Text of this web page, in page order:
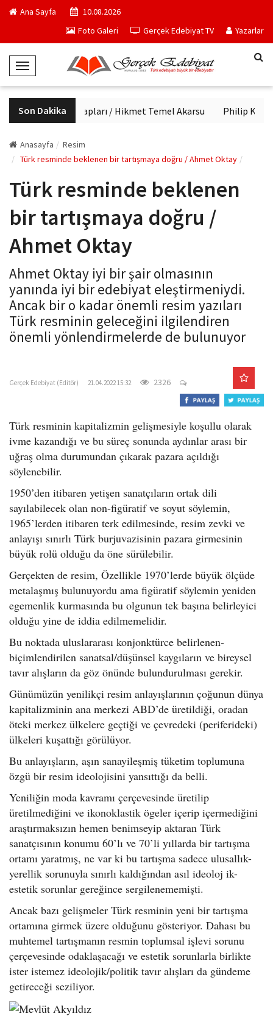
Ana Sayfa
10.08.2026
Foto Galeri
Gerçek Edebiyat TV Yazarlar
T
o
g
g
e
N
v
a
t
o
n
Son Dakika
Haftanın kitapları / Hikmet Temel Akarsu Philip K.
Anasayfa
Resim
Türk resminde beklenen bir tartışmaya doğru / Ahmet Oktay
Türk resminde beklenen
bir tartışmaya doğru /
Ahmet Oktay
Ahmet Oktay iyi bir şair olmasının
yanında iyi bir edebiyat eleştirmeniydi.
Ancak bir o kadar önemli resim yazıları
Türk resminin geleceğini ilgilendiren
önemli yönlendirmelerde de bulunuyor
Gerçek Edebiyat (Editör) 21.04.2022 15:32 2326
Türk resminin kapitalizmin gelişmesiyle koşullu olarak
ivme kazandığı ve bu süreç sonunda aydınlar arası bir
uğraş olma durumundan çıkarak pazara açıldığı
söylenebilir.
1950’den itibaren yetişen sanatçıların ortak dili
sayılabilecek olan non-figüratif ve soyut söylemin,
1965’lerden itibaren terk edilmesinde, resim zevki ve
anlayışı sınırlı Türk burjuvazisinin pazara girmesinin
büyük rolü olduğu da öne sürülebilir.
Gerçekten de resim, Özellikle 1970’lerde büyük ölçüde
metalaşmış bulunuyordu ama figüratif söylemin yeniden
egemenlik kurmasında bu olgunun tek başına belirleyici
olduğu yine de iddia edilmemelidir.
Bu noktada uluslararası konjonktürce belirlenen-
biçimlendirilen sanatsal/düşünsel kaygıların ve bireysel
tavır alışların da göz önünde bulundurulması gerekir.
Günümüzün yenilikçi resim anlayışlarının çoğunun dünya
kapitalizminin ana merkezi ABD’de üretildiği, oradan
öteki merkez ülkelere geçtiği ve çevredeki (periferideki)
ülkeleri kuşattığı görülüyor.
Bu anlayışların, aşın sanayileşmiş tüketim toplumuna
özgü bir resim ideolojisini yansıttığı da belli.
Yeniliğin moda kavramı çerçevesinde üretilip
üretilmediğini ve ikonoklastik ögeler içerip içermediğini
araştırmaksızın hemen benimseyip aktaran Türk
sanatçısının konumu 60’lı ve 70’li yıllarda bir tartışma
ortamı yaratmış, ne var ki bu tartışma sadece ulusallık-
yerellik sorunuyla sınırlı kaldığından asıl ideoloj ik-
estetik sorunlar gereğince sergilenememişti.
Ancak bazı gelişmeler Türk resminin yeni bir tartışma
ortamına girmek üzere olduğunu gösteriyor. Dahası bu
muhtemel tartışmanın resmin toplumsal işlevi sorunu
çerçevesinde odaklaşacağı ve estetik sorunlarla birlikte
ister istemez ideolojik/politik tavır alışları da gündeme
getireceği seziliyor.